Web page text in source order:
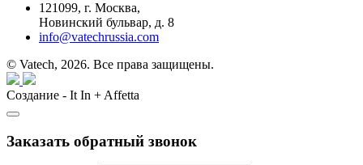
121099, г. Москва,
Новинский бульвар, д. 8
info@vatechrussia.com
© Vatech, 2026. Все права защищены.
Создание - It In + Affetta
Заказать обратный звонок